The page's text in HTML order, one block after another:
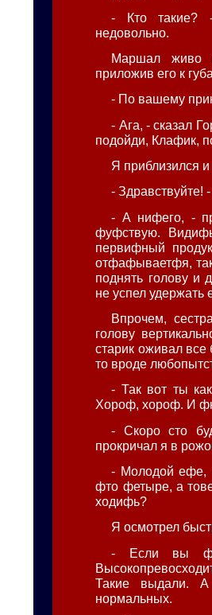
- Кто такие?
недовольно.
Маршал живо
приложив его к
- По вашему
- Ага, - сказал
подойди, Клафик,
Я приблизился
- Здравствуйте!
- А нифего, -
фуфствую.
первифный
отфафываетфя, так
поднять голову и
не успел удержать
Впрочем,
голову
старик оживал все
то вроде
- Так вот ты
Хороф, хороф. И
- Скоро сто
прокричал я в
- Молодой ефе,
фто фетыре, а
ходифь?
Я осмотрел
- Если вы
Такие выдали.
нормальных.